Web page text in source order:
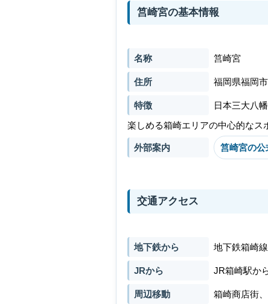
筥崎宮の基本情報
名称 筥崎宮
住所 福岡県福岡
特徴
日本三大八
楽しめる箱崎エリアの中心的なス
外部案内 筥崎宮の公
交通アクセス
地下鉄から 地下鉄箱崎
JRから JR箱崎駅か
周辺移動
箱崎商店街